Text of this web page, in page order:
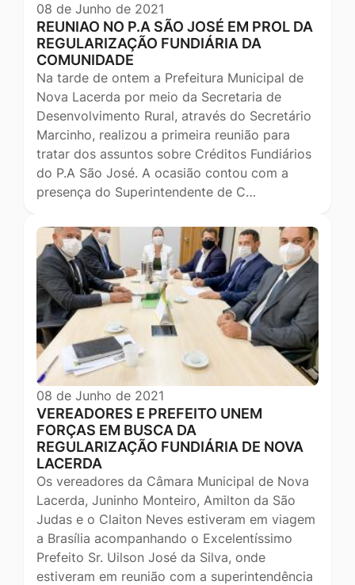
08 de Junho de 2021
REUNIAO NO P.A SÃO JOSÉ EM PROL DA
REGULARIZAÇÃO FUNDIÁRIA DA
COMUNIDADE
Na tarde de ontem a Prefeitura Municipal de
Nova Lacerda por meio da Secretaria de
Desenvolvimento Rural, através do Secretário
Marcinho, realizou a primeira reunião para
tratar dos assuntos sobre Créditos Fundiários
do P.A São José. A ocasião contou com a
presença do Superintendente de C…
08 de Junho de 2021
VEREADORES E PREFEITO UNEM
FORÇAS EM BUSCA DA
REGULARIZAÇÃO FUNDIÁRIA DE NOVA
LACERDA
Os vereadores da Câmara Municipal de Nova
Lacerda, Juninho Monteiro, Amilton da São
Judas e o Claiton Neves estiveram em viagem
a Brasília acompanhando o Excelentíssimo
Prefeito Sr. Uilson José da Silva, onde
estiveram em reunião com a superintendência